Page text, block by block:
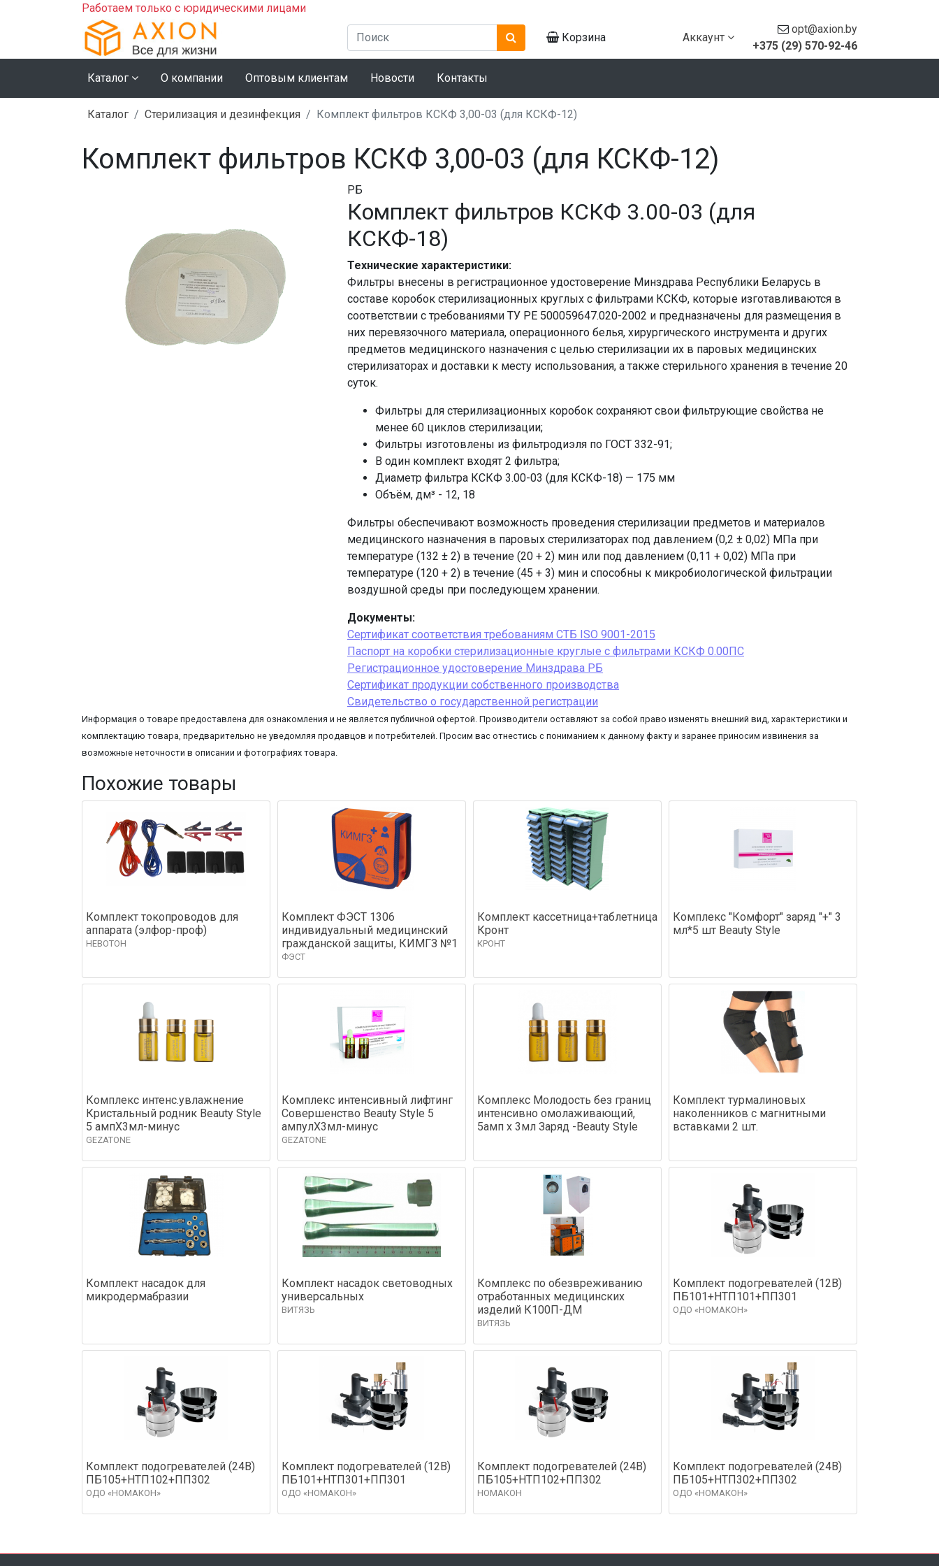
Работаем только с юридическими лицами
Корзина Аккаунт
opt@axion.by
+375 (29) 570-92-46
Каталог О компании Оптовым клиентам Новости Контакты
Каталог Стерилизация и дезинфекция Комплект фильтров КСКФ 3,00-03 (для КСКФ-12)
Комплект фильтров КСКФ 3,00-03 (для КСКФ-12)
РБ
Комплект фильтров КСКФ 3.00-03 (для
КСКФ-18)
Технические характеристики:
Фильтры внесены в регистрационное удостоверение Минздрава Республики Беларусь в
составе коробок стерилизационных круглых с фильтрами КСКФ, которые изготавливаются в
соответствии с требованиями ТУ РЕ 500059647.020-2002 и предназначены для размещения в
них перевязочного материала, операционного белья, хирургического инструмента и других
предметов медицинского назначения с целью стерилизации их в паровых медицинских
стерилизаторах и доставки к месту использования, а также стерильного хранения в течение 20
суток.
Фильтры для стерилизационных коробок сохраняют свои фильтрующие свойства не
менее 60 циклов стерилизации;
Фильтры изготовлены из фильтродиэля по ГОСТ 332-91;
В один комплект входят 2 фильтра;
Диаметр фильтра КСКФ 3.00-03 (для КСКФ-18) — 175 мм
Объём, дм³ - 12, 18
Фильтры обеспечивают возможность проведения стерилизации предметов и материалов
медицинского назначения в паровых стерилизаторах под давлением (0,2 ± 0,02) МПа при
температуре (132 ± 2) в течение (20 + 2) мин или под давлением (0,11 + 0,02) МПа при
температуре (120 + 2) в течение (45 + 3) мин и способны к микробиологической фильтрации
воздушной среды при последующем хранении.
Документы:
Сертификат соответствия требованиям СТБ ISO 9001-2015
Паспорт на коробки стерилизационные круглые с фильтрами КСКФ 0.00ПС
Регистрационное удостоверение Минздрава РБ
Сертификат продукции собственного производства
Свидетельство о государственной регистрации
Информация о товаре предоставлена для ознакомления и не является публичной офертой. Производители оставляют за собой право изменять внешний вид, характеристики и
комплектацию товара, предварительно не уведомляя продавцов и потребителей. Просим вас отнестись с пониманием к данному факту и заранее приносим извинения за
возможные неточности в описании и фотографиях товара.
Похожие товары
Комплект токопроводов для
аппарата (элфор-проф)
НЕВОТОН
Комплект ФЭСТ 1306
индивидуальный медицинский
гражданской защиты, КИМГЗ №1
ФЭСТ
Комплект кассетница+таблетница
Кронт
КРОНТ
Комплекс "Комфорт" заряд "+" 3
мл*5 шт Beauty Style
Комплекс интенс.увлажнение
Кристальный родник Beauty Style
5 ампХ3мл-минус
GEZATONE
Комплекс интенсивный лифтинг
Совершенство Beauty Style 5
ампулХ3мл-минус
GEZATONE
Комплекс Молодость без границ
интенсивно омолаживающий,
5амп х 3мл Заряд -Beauty Style
Комплект турмалиновых
наколенников с магнитными
вставками 2 шт.
Комплект насадок для
микродермабразии
Комплект насадок световодных
универсальных
ВИТЯЗЬ
Комплекс по обезвреживанию
отработанных медицинских
изделий К100П-ДМ
ВИТЯЗЬ
Комплект подогревателей (12В)
ПБ101+НТП101+ПП301
ОДО «НОМАКОН»
Комплект подогревателей (24В)
ПБ105+НТП102+ПП302
ОДО «НОМАКОН»
Комплект подогревателей (12В)
ПБ101+НТП301+ПП301
ОДО «НОМАКОН»
Комплект подогревателей (24В)
ПБ105+НТП102+ПП302
НОМАКОН
Комплект подогревателей (24В)
ПБ105+НТП302+ПП302
ОДО «НОМАКОН»